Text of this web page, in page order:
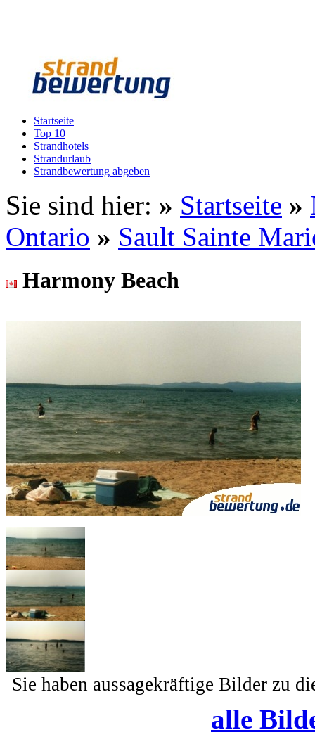
Startseite
Top 10
Strandhotels
Strandurlaub
Strandbewertung abgeben
Sie sind hier: » Startseite »
Ontario » Sault Sainte
Harmony Beach
Sie haben aussagekräftige Bilder zu
alle